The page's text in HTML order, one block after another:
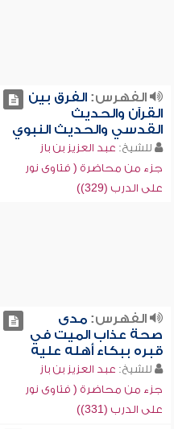
الفهرس:الفرق بين
القرآن والحديث
القدسي والحديث النبوي
للشيخ: عبد العزيز بن باز
جزء من محاضرة ( فتاوى نور
على الدرب (329))
الفهرس:مدى
صحة عذاب الميت في
قبره ببكاء أهله عليه
للشيخ: عبد العزيز بن باز
جزء من محاضرة ( فتاوى نور
على الدرب (331))